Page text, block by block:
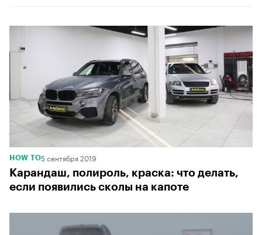
HOW TO5 сентября 2019
Карандаш, полироль, краска: что делать,
если появились сколы на капоте